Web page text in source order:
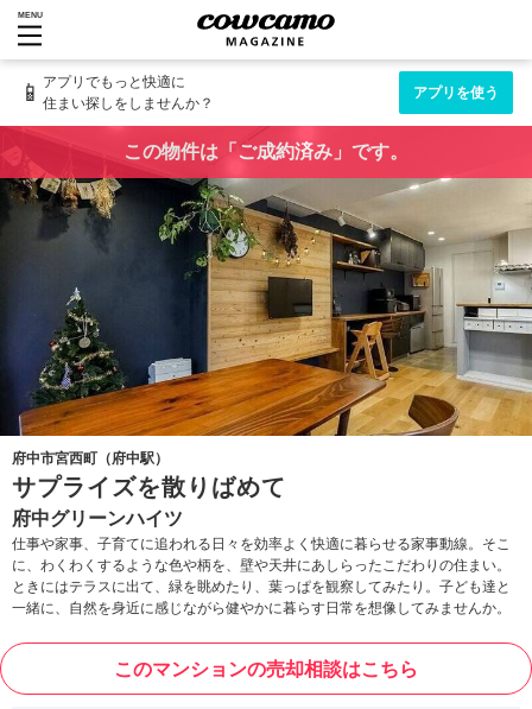
MENU
📱 アプリでもっと快適に
住まい探しをしませんか？
アプリを使う
この物件は「ご成約済み」です。
府中市宮西町（府中駅）
サプライズを散りばめて
府中グリーンハイツ
仕事や家事、子育てに追われる日々を効率よく快適に暮らせる家事動線。そこ
に、わくわくするような色や柄を、壁や天井にあしらったこだわりの住まい。
ときにはテラスに出て、緑を眺めたり、葉っぱを観察してみたり。子ども達と
一緒に、自然を身近に感じながら健やかに暮らす日常を想像してみませんか。
このマンションの売却相談はこちら